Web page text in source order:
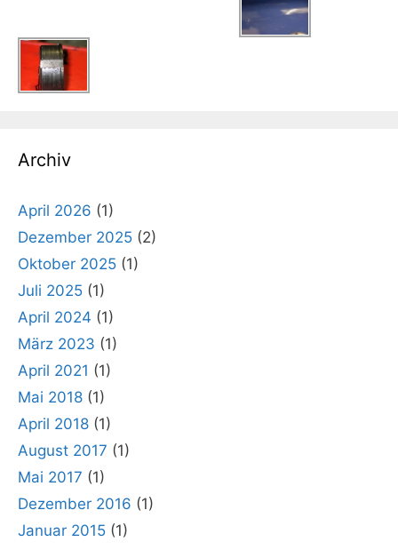
Archiv
April 2026 (1)
Dezember 2025 (2)
Oktober 2025 (1)
Juli 2025 (1)
April 2024 (1)
März 2023 (1)
April 2021 (1)
Mai 2018 (1)
April 2018 (1)
August 2017 (1)
Mai 2017 (1)
Dezember 2016 (1)
Januar 2015 (1)